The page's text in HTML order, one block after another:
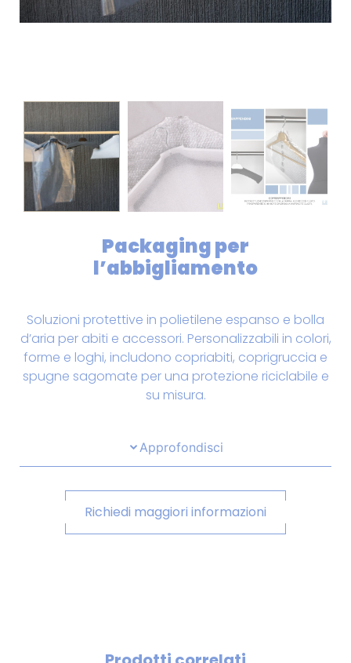
Packaging per
l’abbigliamento
Soluzioni protettive in polietilene espanso e bolla
d’aria per abiti e accessori. Personalizzabili in colori,
forme e loghi, includono copriabiti, coprigruccia e
spugne sagomate per una protezione riciclabile e
su misura.
Approfondisci
Richiedi maggiori informazioni